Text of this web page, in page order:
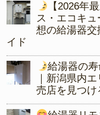
【2026年
ス・エコキ
想の給湯器
イド
給湯器の
｜新潟県内
売店を見つけ